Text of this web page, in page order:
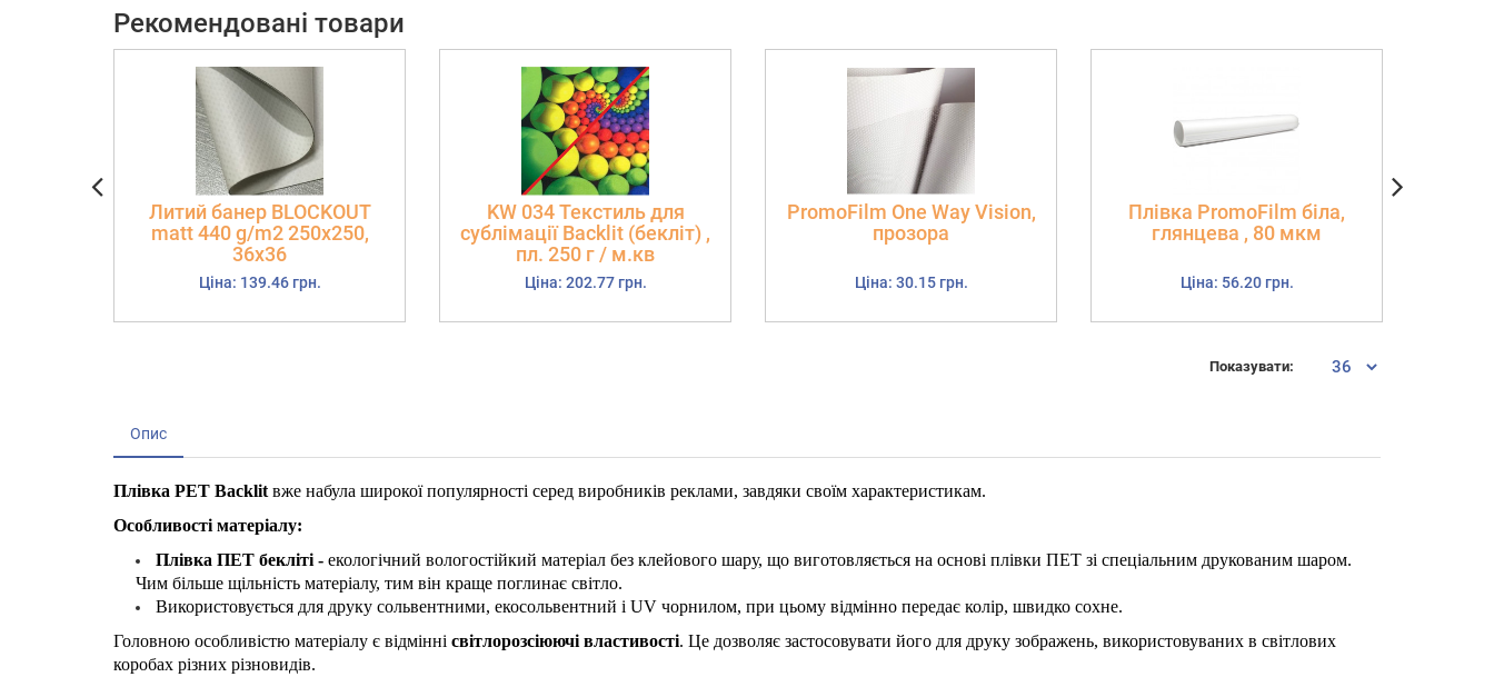
Рекомендовані товари
Литий банер BLOCKOUT
matt 440 g/m2 250х250,
36х36
Ціна: 139.46 грн.
KW 034 Текстиль для
сублімації Backlit (бекліт) ,
пл. 250 г / м.кв
Ціна: 202.77 грн.
PromoFilm One Way Vision,
прозора
Ціна: 30.15 грн.
Плівка PromoFilm біла,
глянцева , 80 мкм
Ціна: 56.20 грн.
Показувати:
Опис
Плівка PET Backlit вже набула широкої популярності серед виробників реклами, завдяки своїм характеристикам.
Особливості матеріалу:
Плівка ПЕТ бекліті - екологічний вологостійкий матеріал без клейового шару, що виготовляється на основі плівки ПЕТ зі спеціальним друкованим шаром.
Чим більше щільність матеріалу, тим він краще поглинає світло.
Використовується для друку сольвентними, екосольвентний і UV чорнилом, при цьому відмінно передає колір, швидко сохне.
Головною особливістю матеріалу є відмінні світлорозсіюючі властивості. Це дозволяє застосовувати його для друку зображень, використовуваних в світлових
коробах різних різновидів.